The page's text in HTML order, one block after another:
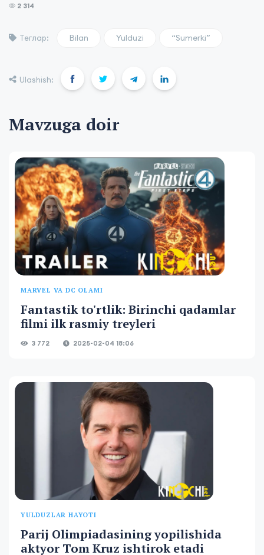
2 314
Теглар: Bilan Yulduzi “Sumerki”
Ulashish:
Mavzuga doir
MARVEL VA DC OLAMI
Fantastik to'rtlik: Birinchi qadamlar
filmi ilk rasmiy treyleri
3 772 2025-02-04 18:06
YULDUZLAR HAYOTI
Parij Olimpiadasining yopilishida
aktyor Tom Kruz ishtirok etadi